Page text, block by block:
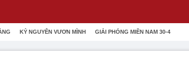
KỶ NGUYÊN VƯƠN MÌNH GIẢI PHÓNG MIỀN NAM 30-4